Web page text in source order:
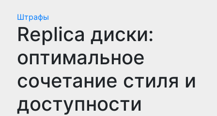
Штрафы
Replica диски:
оптимальное
сочетание стиля и
доступности